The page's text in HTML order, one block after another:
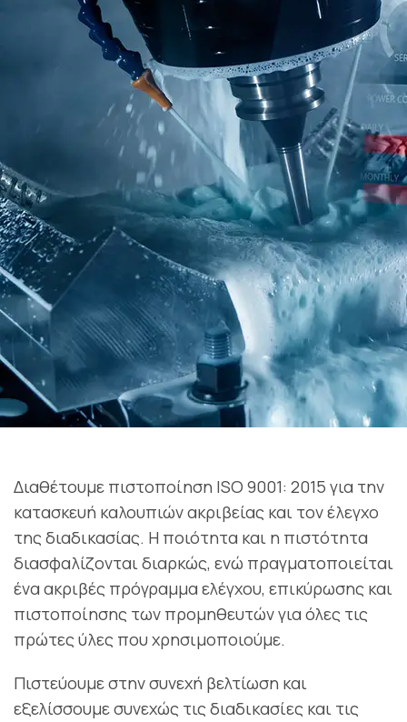
Διαθέτουμε πιστοποίηση ISO 9001: 2015 για την
κατασκευή καλουπιών ακριβείας και τον έλεγχο
της διαδικασίας. Η ποιότητα και η πιστότητα
διασφαλίζονται διαρκώς, ενώ πραγματοποιείται
ένα ακριβές πρόγραμμα ελέγχου, επικύρωσης και
πιστοποίησης των προμηθευτών για όλες τις
πρώτες ύλες που χρησιμοποιούμε.
Πιστεύουμε στην συνεχή βελτίωση και
εξελίσσουμε συνεχώς τις διαδικασίες και τις